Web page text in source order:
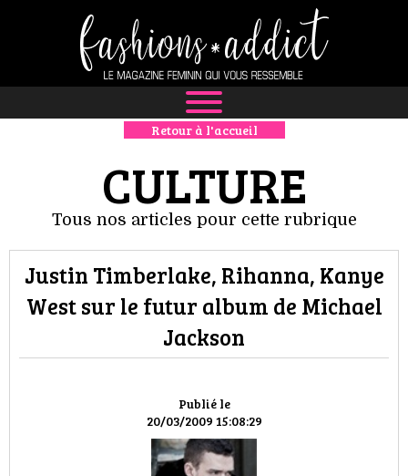
NEWS
MODE
LUXE
DÉFILÉS
BOUTIQUE
CULTURE
HIGH TECH
MAISON
Retour à l'accueil
CULTURE
Tous nos articles pour cette rubrique
Publié le
20/03/2009 15:08:29
Justin Timberlake, Rihanna, Kanye
West sur le futur album de Michael
Jackson